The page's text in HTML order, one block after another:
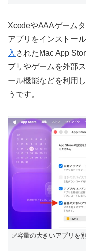
XcodeやAAAゲーム
アプリをインストー
入 されたMac App
プリやゲームを外部
ール機能などを利用
うです。
✅️容量の大きいアプリを